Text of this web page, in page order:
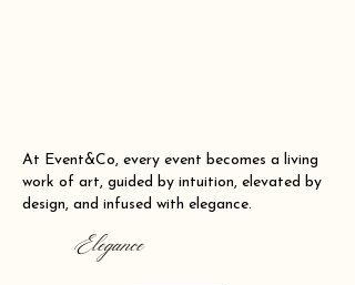
At Event&Co, every event becomes a living
work of art, guided by intuition, elevated by
design, and infused with elegance.
Elegance